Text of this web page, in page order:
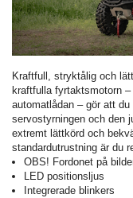
Kraftfull, stryktålig och
kraftfulla fyrtaktsmotorn
automatlådan – gör att
servostyrningen och den
extremt lättkörd och
standardutrustning är du
OBS! Fordonet på
LED positionsljus
Integrerade blinkers